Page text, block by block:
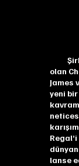
olan
James
yeni
lanse